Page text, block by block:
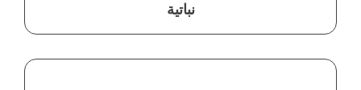
نباتية